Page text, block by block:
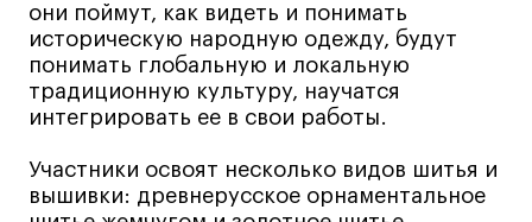
Графический дизайнер
Цифровой маркетолог
Технолог-конструктор одежды
Коммерческий фотограф
Все программы
они поймут, как видеть и понимать
историческую народную одежду, будут
понимать глобальную и локальную
традиционную культуру, научатся
интегрировать ее в свои работы.
Участники освоят несколько видов шитья и
вышивки: древнерусское орнаментальное